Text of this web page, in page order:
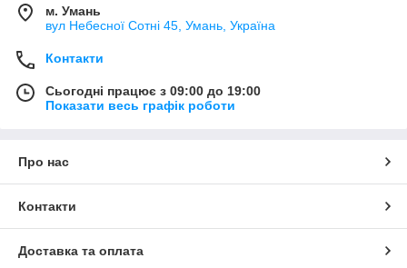
м. Умань
вул Небесної Сотні 45, Умань, Україна
Контакти
Сьогодні працює з 09:00 до 19:00
Показати весь графік роботи
Про нас
Контакти
Доставка та оплата